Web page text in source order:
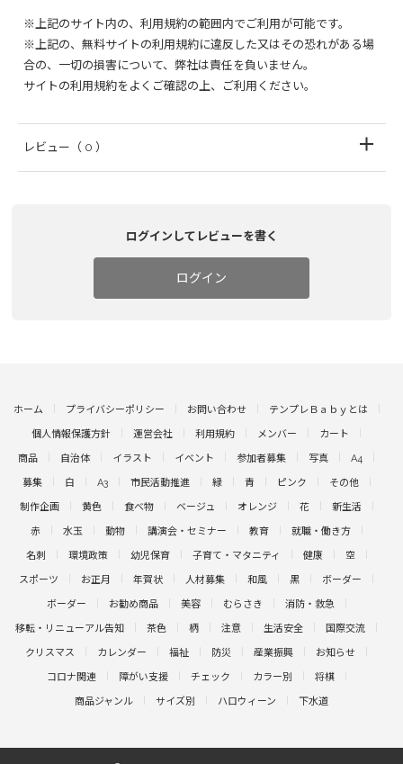
※上記のサイト内の、利用規約の範囲内でご利用が可能です。
※上記の、無料サイトの利用規約に違反した又はその恐れがある場
合の、一切の損害について、弊社は責任を負いません。
サイトの利用規約をよくご確認の上、ご利用ください。
レビュー （ 0 ）
ログインしてレビューを書く
ログイン
ホーム プライバシーポリシー お問い合わせ テンプレＢａｂｙとは
個人情報保護方針 運営会社 利用規約 メンバー カート
商品 自治体 イラスト イベント 参加者募集 写真 A4
募集 白 A3 市民活動推進 緑 青 ピンク その他
制作企画 黄色 食べ物 ベージュ オレンジ 花 新生活
赤 水玉 動物 講演会・セミナー 教育 就職・働き方
名刺 環境政策 幼児保育 子育て・マタニティ 健康 空
スポーツ お正月 年賀状 人材募集 和風 黒 ボーダー
ボーダー お勧め商品 美容 むらさき 消防・救急
移転・リニューアル告知 茶色 柄 注意 生活安全 国際交流
クリスマス カレンダー 福祉 防災 産業振興 お知らせ
コロナ関連 障がい支援 チェック カラー別 将棋
商品ジャンル サイズ別 ハロウィーン 下水道